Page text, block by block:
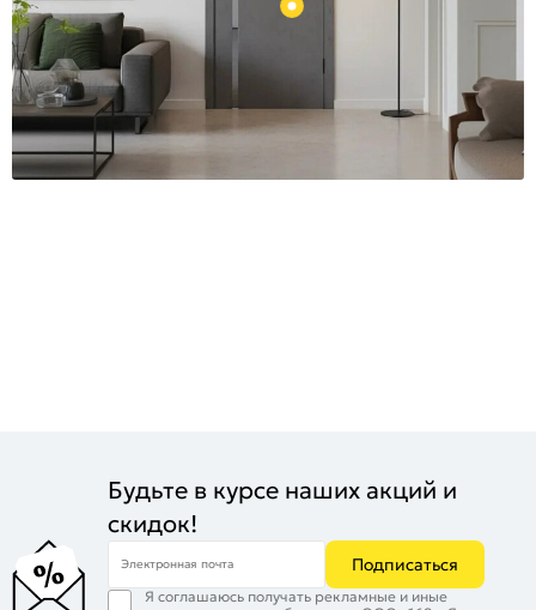
Будьте в курсе наших акций и
скидок!
Электронная почта Подписаться
Я соглашаюсь получать рекламные и иные